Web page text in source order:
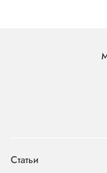
Статьи